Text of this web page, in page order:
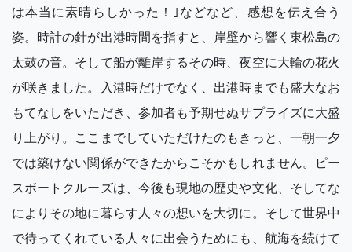
は本当に素晴らしかった！｣などなど、感想を伝え合う
姿。時計の針が出港時間を指すと、岸壁から響く東松島の
太鼓の音。そして船が離岸するその時、夜空に大輪の花火
が咲きました。入港時だけでなく、出港時までも盛大なお
もてなしをいただき、参加者も予期せぬサプライズに大盛
り上がり。ここまでしていただけたのもきっと、一朝一夕
では築けない関係ができたからこそかもしれません。ピー
スボートクルーズは、今後も現地の歴史や文化、そしてな
によりその地に暮らす人々の想いを大切に。そして世界中
で待ってくれている人々に出会うためにも、航海を続けて